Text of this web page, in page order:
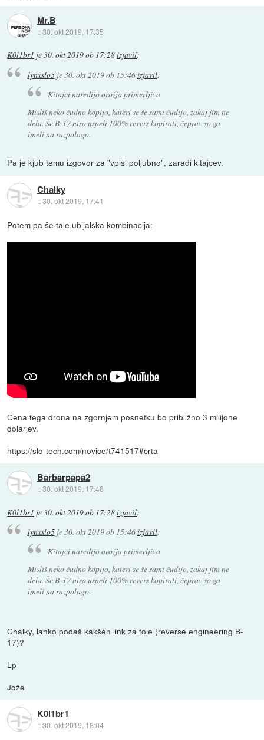
Mr.B
::30. okt 2019, 17:35
K0l1br1 je30. okt 2019 ob 17:28izjavil:
lynxslo5je30. okt 2019 ob 15:46izjavil:
Kitajci naredijo orožja primerljiva
Misliš neko čudno kopijo, kateri se še sami čudijo, zakaj jim ne
dela. Še B-17 niso uspeli 100% revers kopirati, čeprav so ga
imeli na razpolago.
Pa je kjub temu izgovor za "vpisi poljubno", zaradi kitajcev.
Chalky
::30. okt 2019, 17:41
Potem pa še tale ubijalska kombinacija:
Cena tega drona na zgornjem posnetku bo približno 3 milijone
dolarjev.
https://slo-tech.com/novice/t741517#crta
Barbarpapa2
::30. okt 2019, 17:48
K0l1br1 je30. okt 2019 ob 17:28izjavil:
lynxslo5je30. okt 2019 ob 15:46izjavil:
Kitajci naredijo orožja primerljiva
Misliš neko čudno kopijo, kateri se še sami čudijo, zakaj jim ne
dela. Še B-17 niso uspeli 100% revers kopirati, čeprav so ga
imeli na razpolago.
Chalky, lahko podaš kakšen link za tole (reverse engineering B-
17)?
Lp
Jože
K0l1br1
::30. okt 2019, 18:04